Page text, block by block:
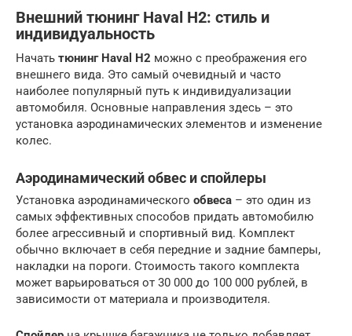
Внешний тюнинг Haval H2: стиль и
индивидуальность
Начать тюнинг Haval H2 можно с преображения его
внешнего вида. Это самый очевидный и часто
наиболее популярный путь к индивидуализации
автомобиля. Основные направления здесь – это
установка аэродинамических элементов и изменение
колес.
Аэродинамический обвес и спойлеры
Установка аэродинамического обвеса – это один из
самых эффективных способов придать автомобилю
более агрессивный и спортивный вид. Комплект
обычно включает в себя передние и задние бамперы,
накладки на пороги. Стоимость такого комплекта
может варьироваться от 30 000 до 100 000 рублей, в
зависимости от материала и производителя.